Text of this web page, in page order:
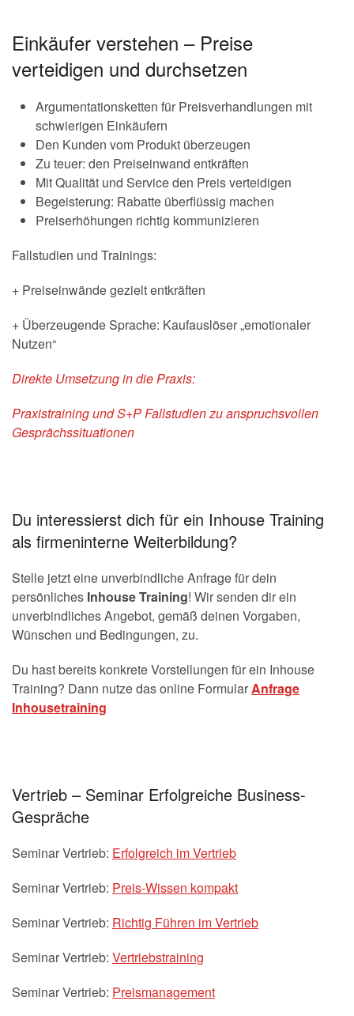
Einkäufer verstehen – Preise
verteidigen und durchsetzen
Argumentationsketten für Preisverhandlungen mit
schwierigen Einkäufern
Den Kunden vom Produkt überzeugen
Zu teuer: den Preiseinwand entkräften
Mit Qualität und Service den Preis verteidigen
Begeisterung: Rabatte überflüssig machen
Preiserhöhungen richtig kommunizieren
Fallstudien und Trainings:
+ Preiseinwände gezielt entkräften
+ Überzeugende Sprache: Kaufauslöser „emotionaler
Nutzen“
Direkte Umsetzung in die Praxis:
Praxistraining und S+P Fallstudien zu anspruchsvollen
Gesprächssituationen
Du interessierst dich für ein Inhouse Training
als firmeninterne Weiterbildung?
Stelle jetzt eine unverbindliche Anfrage für dein
persönliches Inhouse Training! Wir senden dir ein
unverbindliches Angebot, gemäß deinen Vorgaben,
Wünschen und Bedingungen, zu.
Du hast bereits konkrete Vorstellungen für ein Inhouse
Training? Dann nutze das online FormularAnfrage
Inhousetraining
Vertrieb – Seminar Erfolgreiche Business-
Gespräche
Seminar Vertrieb: Erfolgreich im Vertrieb
Seminar Vertrieb: Preis-Wissen kompakt
Seminar Vertrieb: Richtig Führen im Vertrieb
Seminar Vertrieb: Vertriebstraining
Seminar Vertrieb: Preismanagement